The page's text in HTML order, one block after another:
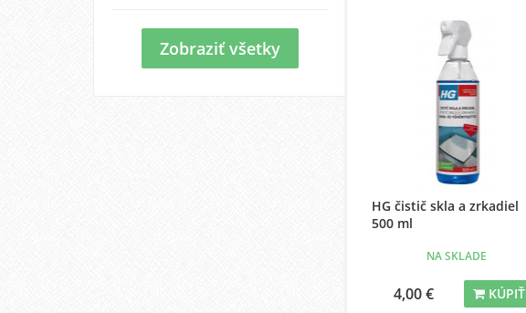
Zobraziť všetky
HG čistič skla a zrkadiel
500 ml
NA SKLADE
4,00 € KÚPIŤ